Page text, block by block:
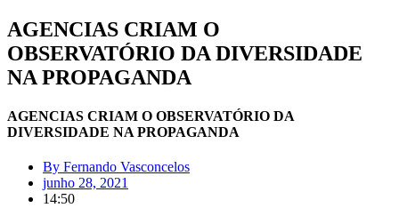
AGENCIAS CRIAM O
OBSERVATÓRIO DA DIVERSIDADE
NA PROPAGANDA
AGENCIAS CRIAM O OBSERVATÓRIO DA
DIVERSIDADE NA PROPAGANDA
By Fernando Vasconcelos
junho 28, 2021
14:50